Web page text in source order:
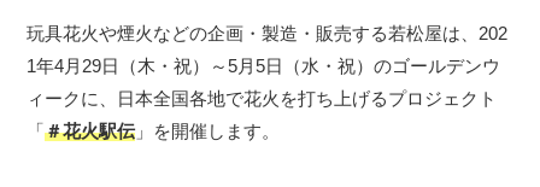
玩具花火や煙火などの企画・製造・販売する若松屋は、202
1年4月29日（木・祝）～5月5日（水・祝）のゴールデンウ
ィークに、日本全国各地で花火を打ち上げるプロジェクト
「＃花火駅伝」を開催します。